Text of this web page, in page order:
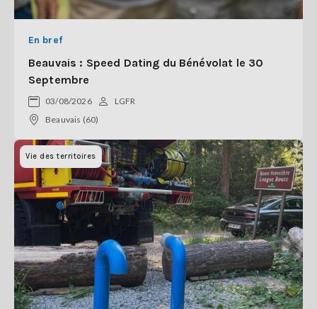
En bref
Beauvais : Speed Dating du Bénévolat le 30
Septembre
03/08/2026
LGFR
Beauvais (60)
Vie des territoires